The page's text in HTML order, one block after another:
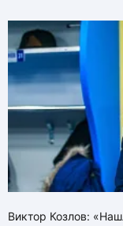
Виктор Козлов: